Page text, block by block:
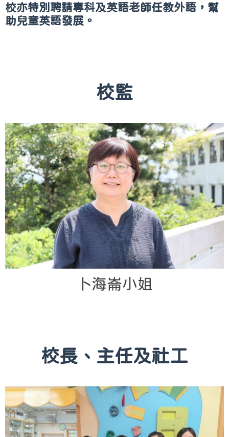
校亦特別聘請專科及英語老師任教外語，幫
助兒童英語發展。
校監
卜海崙小姐
校長、主任及社工